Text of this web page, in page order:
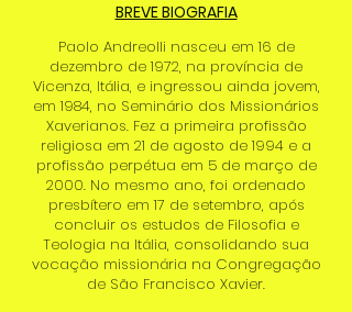
BREVE BIOGRAFIA
Paolo Andreolli nasceu em 16 de
dezembro de 1972, na província de
Vicenza, Itália, e ingressou ainda jovem,
em 1984, no Seminário dos Missionários
Xaverianos. Fez a primeira profissão
religiosa em 21 de agosto de 1994 e a
profissão perpétua em 5 de março de
2000. No mesmo ano, foi ordenado
presbítero em 17 de setembro, após
concluir os estudos de Filosofia e
Teologia na Itália, consolidando sua
vocação missionária na Congregação
de São Francisco Xavier.